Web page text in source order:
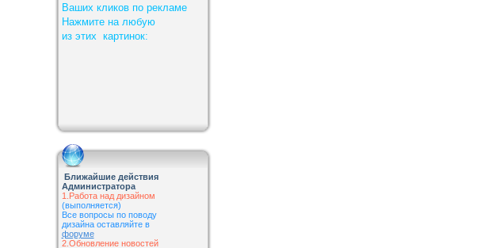
Ваших кликов по рекламе
Нажмите на любую
из этих картинок:
Ближайшие действия
Администратора
1.Работа над дизайном
(выполняется)
Все вопросы по поводу
дизайна оставляйте в
форуме
2.Обновление новостей